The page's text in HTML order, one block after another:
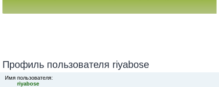
Профиль пользователя riyabose
Имя пользователя:
riyabose